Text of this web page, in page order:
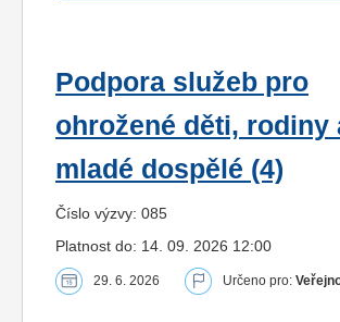
Podpora služeb pro
ohrožené děti, rodiny
mladé dospělé (4)
Číslo výzvy: 085
Platnost do: 14. 09. 2026 12:00
29. 6. 2026 Určeno pro: